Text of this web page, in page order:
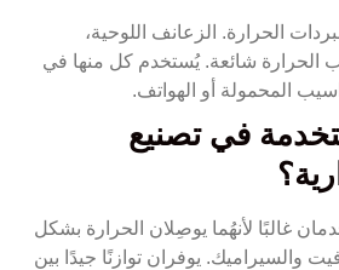
الحرارة. الزعانف اللوحية،
الحرارة شائعة. يُستخدم كل منها في
المحمولة أو الهواتف.
في تصنيع
غالبًا لأنهُما يوصِلان الحرارة بشكل
والسيراميك. يوفران توازنًا جيدًا بين